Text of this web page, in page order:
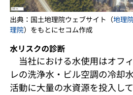
出典：国土地理院ウェブサイト（地理
理院）をもとにセコム作成
水リスクの診断
当社における水使用はオフ
レの洗浄水・ビル空調の冷却
活動に大量の水資源を投入し